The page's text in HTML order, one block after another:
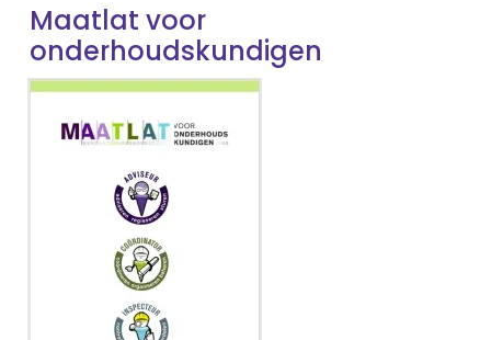
Maatlat voor
onderhoudskundigen